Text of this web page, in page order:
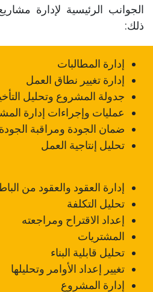
الجوانب الرئيسية لإدارة
ذلك:
إدارة المطالبات​
إدارة تغيير نطاق العمل
جدولة المشروع وتحليل
عمليات وإجراءات إدارة
ضمان الجودة ومراقبة الجودة
تحليل إنتاجية العمل
إدارة العقود والعقود من
تحليل التكلفة
إعداد الاقتراح ومراجعته
المشتريات
تحليل قابلية البناء
تغيير إعداد الأوامر وتحليلها
إدارة المشروع